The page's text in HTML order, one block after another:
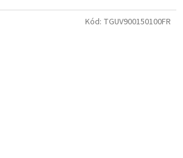
Kód: TGUV900150100FR